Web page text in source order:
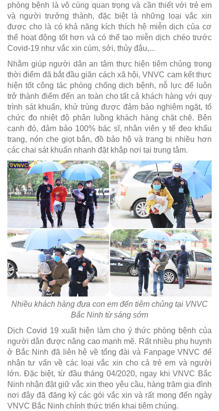
phòng bệnh là vô cùng quan trọng và cần thiết với trẻ em
và người trưởng thành, đặc biệt là những loại vắc xin
được cho là có khả năng kích thích hệ miễn dịch của cơ
thể hoạt động tốt hơn và có thể tạo miễn dịch chéo trước
Covid-19 như vắc xin cúm, sởi, thủy đậu,...
Nhằm giúp người dân an tâm thực hiện tiêm chủng trong
thời điểm đã bắt đầu giãn cách xã hội, VNVC cam kết thực
hiện tốt công tác phòng chống dịch bệnh, nỗ lực để luôn
trở thành điểm đến an toàn cho tất cả khách hàng với quy
trình sát khuẩn, khử trùng được đảm bảo nghiêm ngặt, tổ
chức đo nhiệt độ phân luồng khách hàng chặt chẽ. Bên
cạnh đó, đảm bảo 100% bác sĩ, nhân viên y tế đeo khẩu
trang, nón che giọt bắn, đồ bảo hộ và trang bị nhiều hơn
các chai sát khuẩn nhanh đặt khắp nơi tại trung tâm.
Nhiều khách hàng đưa con em đến tiêm chủng tại VNVC
Bắc Ninh từ sáng sớm
Dịch Covid 19 xuất hiện làm cho ý thức phòng bệnh của
người dân được nâng cao mạnh mẽ. Rất nhiều phụ huynh
ở Bắc Ninh đã liên hệ về tổng đài và Fanpage VNVC để
nhận tư vấn về các loại vắc xin cho cả trẻ em và người
lớn. Đặc biệt, từ đầu tháng 04/2020, ngay khi VNVC Bắc
Ninh nhận đặt giữ vắc xin theo yêu cầu, hàng trăm gia đình
nơi đây đã đăng ký các gói vắc xin và rất mong đến ngày
VNVC Bắc Ninh chính thức triển khai tiêm chủng.